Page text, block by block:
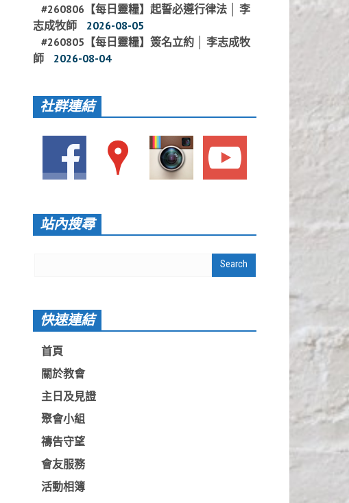
#260806【每日靈糧】起誓必遵行律法 │ 李
志成牧師
2026-08-05
#260805【每日靈糧】簽名立約 │ 李志成牧
師
2026-08-04
社群連結
站內搜尋
快速連結
首頁
關於教會
主日及見證
聚會小組
禱告守望
會友服務
活動相簿